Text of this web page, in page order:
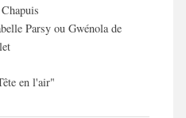
Parsy ou Gwénola de
en l'air"